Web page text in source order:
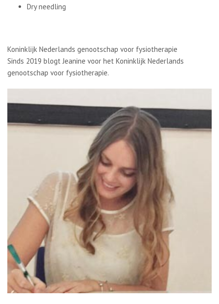
Dry needling
Koninklijk Nederlands genootschap voor fysiotherapie
Sinds 2019 blogt Jeanine voor het Koninklijk Nederlands
genootschap voor fysiotherapie.